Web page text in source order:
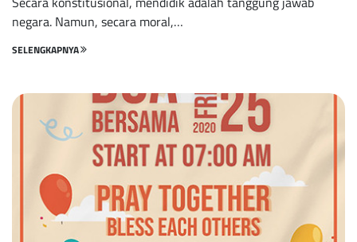
negara. Namun, secara moral,…
SELENGKAPNYA